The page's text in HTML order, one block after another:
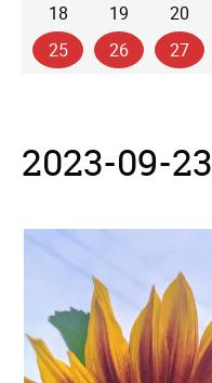
18
19 20
25
26 27
2023-09-23